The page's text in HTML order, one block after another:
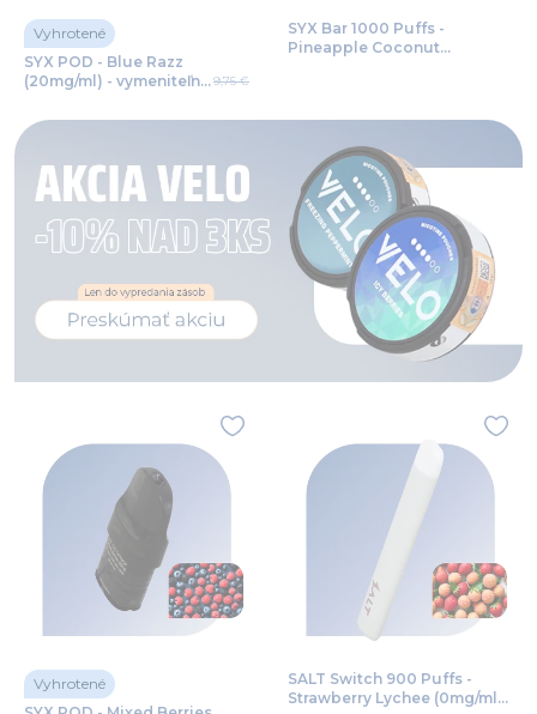
Vyhrotené
SYX POD - Blue Razz
(20mg/ml) - vymeniteľný 9,75 €
SYX Bar 1000 Puffs -
Pineapple Coconut
Vyhrotené
SALT Switch 900 Puffs -
Strawberry Lychee (0mg/ml) -